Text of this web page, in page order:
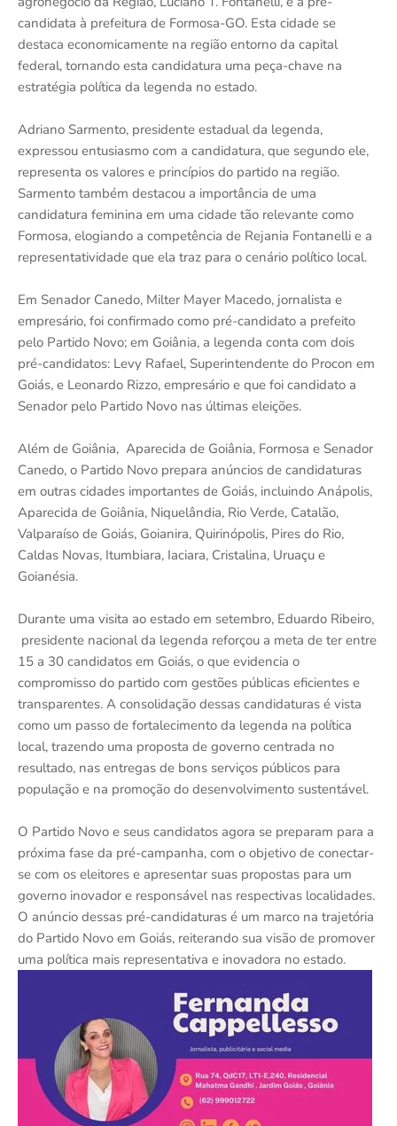
candidata à prefeitura de Formosa-GO. Esta cidade se
destaca economicamente na região entorno da capital
federal, tornando esta candidatura uma peça-chave na
estratégia política da legenda no estado.
Adriano Sarmento, presidente estadual da legenda,
expressou entusiasmo com a candidatura, que segundo ele,
representa os valores e princípios do partido na região.
Sarmento também destacou a importância de uma
candidatura feminina em uma cidade tão relevante como
Formosa, elogiando a competência de Rejania Fontanelli e a
representatividade que ela traz para o cenário político local.
Em Senador Canedo, Milter Mayer Macedo, jornalista e
empresário, foi confirmado como pré-candidato a prefeito
pelo Partido Novo; em Goiânia, a legenda conta com dois
pré-candidatos: Levy Rafael, Superintendente do Procon em
Goiás, e Leonardo Rizzo, empresário e que foi candidato a
Senador pelo Partido Novo nas últimas eleições.
Além de Goiânia, Aparecida de Goiânia, Formosa e Senador
Canedo, o Partido Novo prepara anúncios de candidaturas
em outras cidades importantes de Goiás, incluindo Anápolis,
Aparecida de Goiânia, Niquelândia, Rio Verde, Catalão,
Valparaíso de Goiás, Goianira, Quirinópolis, Pires do Rio,
Caldas Novas, Itumbiara, Iaciara, Cristalina, Uruaçu e
Goianésia.
Durante uma visita ao estado em setembro, Eduardo Ribeiro,
presidente nacional da legenda reforçou a meta de ter entre
15 a 30 candidatos em Goiás, o que evidencia o
compromisso do partido com gestões públicas eficientes e
transparentes. A consolidação dessas candidaturas é vista
como um passo de fortalecimento da legenda na política
local, trazendo uma proposta de governo centrada no
resultado, nas entregas de bons serviços públicos para
população e na promoção do desenvolvimento sustentável.
O Partido Novo e seus candidatos agora se preparam para a
próxima fase da pré-campanha, com o objetivo de conectar-
se com os eleitores e apresentar suas propostas para um
governo inovador e responsável nas respectivas localidades.
O anúncio dessas pré-candidaturas é um marco na trajetória
do Partido Novo em Goiás, reiterando sua visão de promover
uma política mais representativa e inovadora no estado.